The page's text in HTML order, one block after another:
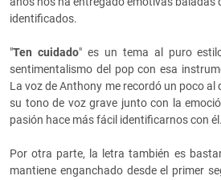
identificados.
"Ten cuidado" es un tema al puro
sentimentalismo del pop con esa
La voz de Anthony me recordó un poco al
su tono de voz grave junto con la
pasión hace más fácil identificarnos con él.
Por otra parte, la letra también es
mantiene enganchado desde el primer